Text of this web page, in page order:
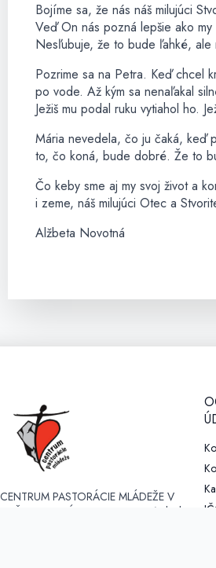
Bojíme sa, že nás náš milujúci
Veď On nás pozná lepšie ako
Nesľubuje, že to bude ľahké, ale
Pozrime sa na Petra. Keď chcel
po vode. Až kým sa nenaľakal
Ježiš mu podal ruku vytiahol ho.
Mária nevedela, čo ju čaká, keď
to, čo koná, bude dobré. Že to
Čo keby sme aj my svoj život a
i zeme, náš milujúci Otec a
Alžbeta Novotná
CENTRUM PASTORÁCIE MLÁDEŽE V
SPIŠSKEJ DIECÉZE je organizačná zložka